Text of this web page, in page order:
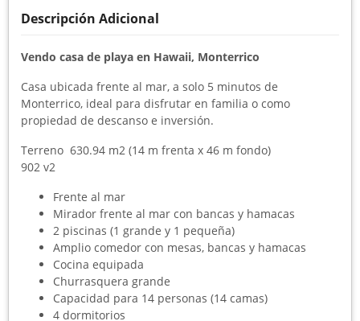
Descripción Adicional
Vendo casa de playa en Hawaii, Monterrico
Casa ubicada frente al mar, a solo 5 minutos de
Monterrico, ideal para disfrutar en familia o como
propiedad de descanso e inversión.
Terreno 630.94 m2 (14 m frenta x 46 m fondo)
902 v2
Frente al mar
Mirador frente al mar con bancas y hamacas
2 piscinas (1 grande y 1 pequeña)
Amplio comedor con mesas, bancas y hamacas
Cocina equipada
Churrasquera grande
Capacidad para 14 personas (14 camas)
4 dormitorios